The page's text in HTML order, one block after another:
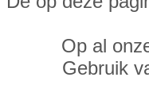
Op al
Gebruik